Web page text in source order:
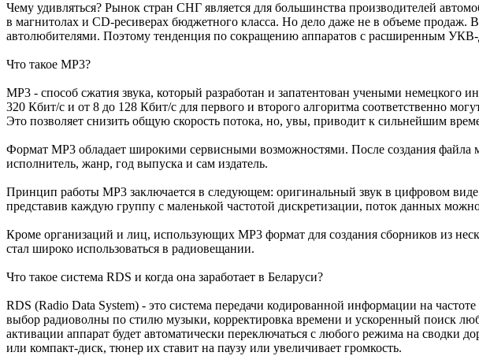
Чему удивляться? Рынок стран СНГ является для большинства производителей
в магнитолах и СD-ресиверах бюджетного класса. Но дело даже не в объеме
автолюбителями. Поэтому тенденция по сокращению аппаратов с расширенным УКВ-
Что такое MP3?
МР3 - способ сжатия звука, который разработан и запатентован учеными
320 Кбит/с и от 8 до 128 Кбит/с для первого и второго алгоритма соответственно
Это позволяет снизить общую скорость потока, но, увы, приводит к сильнейшим
Формат MP3 обладает широкими сервисными возможностями. После создания
исполнитель, жанр, год выпуска и сам издатель.
Принцип работы MP3 заключается в следующем: оригинальный звук в цифровом
представив каждую группу с маленькой частотой дискретизации, поток данных
Кроме организаций и лиц, использующих MP3 формат для создания сборников из
стал широко использоваться в радиовещании.
Что такое система RDS и когда она заработает в Беларуси?
RDS (Radio Data System) - это система передачи кодированной информации на
выбор радиоволны по стилю музыки, корректировка времени и ускоренный поиск
активации аппарат будет автоматически переключаться с любого режима на
или компакт-диск, тюнер их ставит на паузу или увеличивает громкость.